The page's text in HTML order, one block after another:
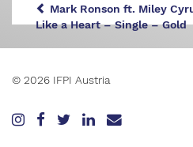
Mark Ronson ft. Miley
Like a Heart – Single – Gold
© 2026 IFPI Austria